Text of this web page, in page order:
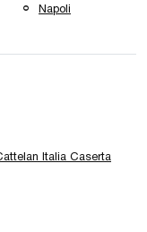
Napoli
Italia Caserta